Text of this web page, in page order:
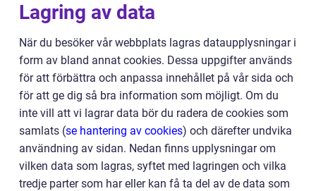
Lagring av data
När du besöker vår webbplats lagras dataupplysningar i
form av bland annat cookies. Dessa uppgifter används
för att förbättra och anpassa innehållet på vår sida och
för att ge dig så bra information som möjligt. Om du
inte vill att vi lagrar data bör du radera de cookies som
samlats (se hantering av cookies) och därefter undvika
användning av sidan. Nedan finns upplysningar om
vilken data som lagras, syftet med lagringen och vilka
tredje parter som har eller kan få ta del av de data som